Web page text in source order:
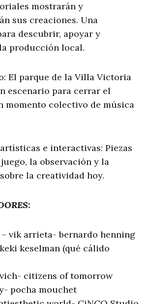
mostrarán y
sus creaciones. Una
descubrir, apoyar y
producción local.
El parque de la Villa Victoria
escenario para cerrar el
momento colectivo de música
e interactivas: Piezas
la observación y la
la creatividad hoy.
vik arrieta- bernardo henning
keselman (qué cálido
citizens of tomorrow
pocha mouchet